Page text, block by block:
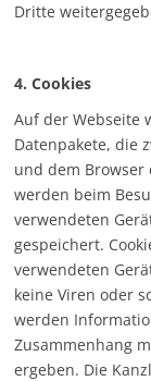
Dritte
4. Cookies
Auf der Webseite
Datenpakete, die
und dem Browser
werden beim
verwendeten
gespeichert.
verwendeten
keine Viren oder
werden
Zusammenhang
ergeben. Die